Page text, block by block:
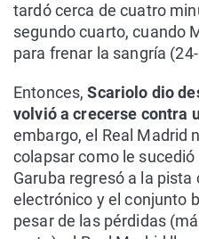
tardó cerca de cuatro
segundo cuarto, cuando
para frenar la sangría
Entonces,Scariolo dio
volvió a crecerse contra
embargo, el Real Madrid
colapsar como le
Garuba regresó a la pista
electrónico y el conjunto
pesar de las pérdidas